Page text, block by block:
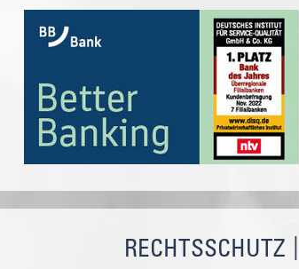
RECHTSSCHUTZ